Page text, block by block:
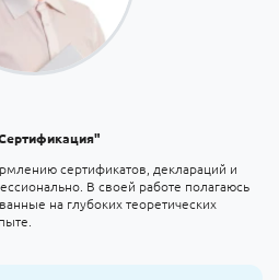
сертификатов, деклараций и
В своей работе полагаюсь
на глубоких теоретических